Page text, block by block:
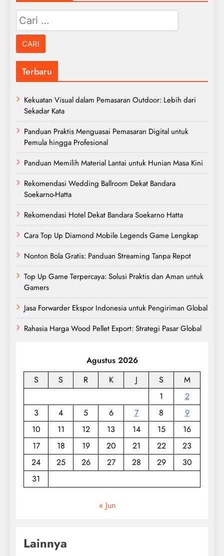
Cari
untuk:
Terbaru
Kekuatan Visual dalam Pemasaran Outdoor: Lebih dari
Sekadar Kata
Panduan Praktis Menguasai Pemasaran Digital untuk
Pemula hingga Profesional
Panduan Memilih Material Lantai untuk Hunian Masa Kini
Rekomendasi Wedding Ballroom Dekat Bandara
Soekarno-Hatta
Rekomendasi Hotel Dekat Bandara Soekarno Hatta
Cara Top Up Diamond Mobile Legends Game Lengkap
Nonton Bola Gratis: Panduan Streaming Tanpa Repot
Top Up Game Terpercaya: Solusi Praktis dan Aman untuk
Gamers
Jasa Forwarder Ekspor Indonesia untuk Pengiriman Global
Rahasia Harga Wood Pellet Export: Strategi Pasar Global
Agustus 2026
S
S R K J S
M
1
2
3
4 5 6 7 8
9
10
11 12 13 14 15
16
17
18 19 20 21 22
23
24
25 26 27 28 29
30
31
« Jun
Lainnya